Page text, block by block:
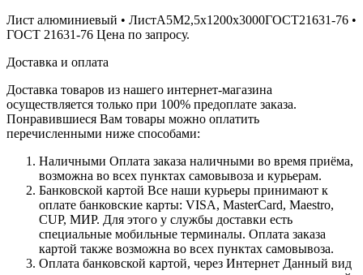
Лист алюминиевый • ЛистА5М2,5х1200х3000ГОСТ21631-76 •
ГОСТ 21631-76 Цена по запросу.
Доставка и оплата
Доставка товаров из нашего интернет-магазина
осуществляется только при 100% предоплате заказа.
Понравившиеся Вам товары можно оплатить
перечисленными ниже способами:
Наличными Оплата заказа наличными во время приёма,
возможна во всех пунктах самовывоза и курьерам.
Банковской картой Все наши курьеры принимают к
оплате банковские карты: VISA, MasterCard, Maestro,
CUP, МИР. Для этого у службы доставки есть
специальные мобильные терминалы. Оплата заказа
картой также возможна во всех пунктах самовывоза.
Оплата банковской картой, через Интернет Данный вид